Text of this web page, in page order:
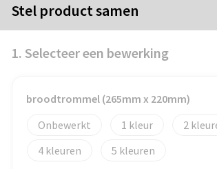
Stel product samen
1. Selecteer een bewerking
broodtrommel (265mm x 220mm)
Onbewerkt
1 2
4
5